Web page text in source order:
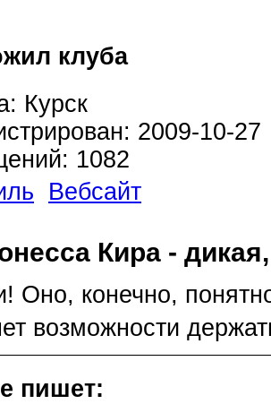
клуба
Курск
2009-10-27
1082
Вебсайт
Кира -
Оно, конечно,
возможности
пишет: